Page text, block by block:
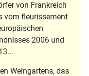
von Frankreich
vom fleurissement
2006 und
Weingartens, das